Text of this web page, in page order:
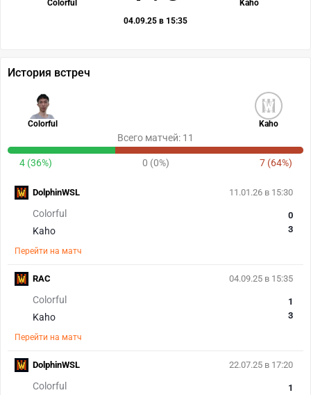
Colorful Kaho
04.09.25 в 15:35
История встреч
Colorful Kaho
Всего матчей: 11
4 (36%) 0 (0%) 7 (64%)
11.01.26 в 15:30
Colorful
Kaho
0
3
Перейти на матч
DolphinWSL
04.09.25 в 15:35
Colorful
Kaho
1
3
Перейти на матч
RAC
22.07.25 в 17:20
Colorful
1
DolphinWSL